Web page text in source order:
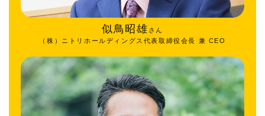
似鳥昭雄 さん
（株）ニトリホールディングス代表取締役会長 兼 CEO